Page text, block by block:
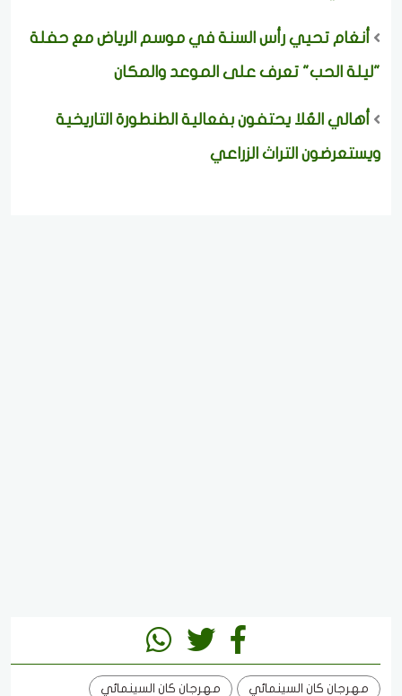
أنغام تحيي رأس السنة في موسم الرياض مع حفلة
"ليلة الحب" تعرف على الموعد والمكان
أهالي العُلا يحتفون بفعالية الطنطورة التاريخية
ويستعرضون التراث الزراعي
مهرجان كان السينمائي مهرجان كان السينمائي